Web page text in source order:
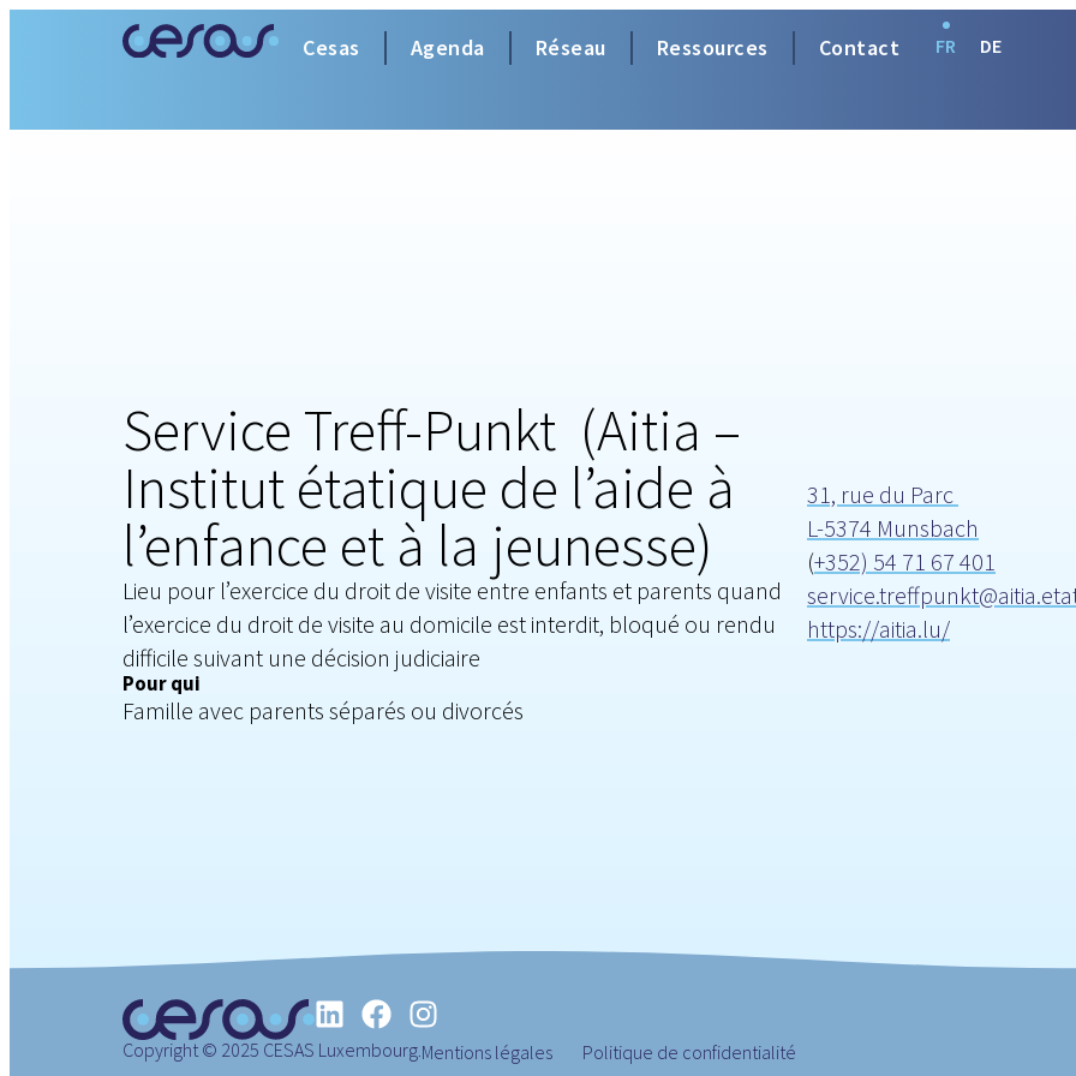
Cesas Agenda Réseau Ressources Contact FR DE
Service Treff-Punkt (Aitia –
Institut étatique de l’aide à
l’enfance et à la jeunesse)
Lieu pour l’exercice du droit de visite entre enfants et parents quand
l’exercice du droit de visite au domicile est interdit, bloqué ou rendu
difficile suivant une décision judiciaire
Pour qui
Famille avec parents séparés ou divorcés
31, rue du Parc
L-5374 Munsbach
(+352) 54 71 67 401
https://aitia.lu/
Copyright © 2025 CESAS Luxembourg. Mentions légales Politique de confidentialité